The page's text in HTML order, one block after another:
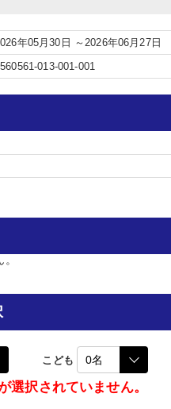
年05月30日 ～2026年06月27日
013-001-001
こども
選択されていません。